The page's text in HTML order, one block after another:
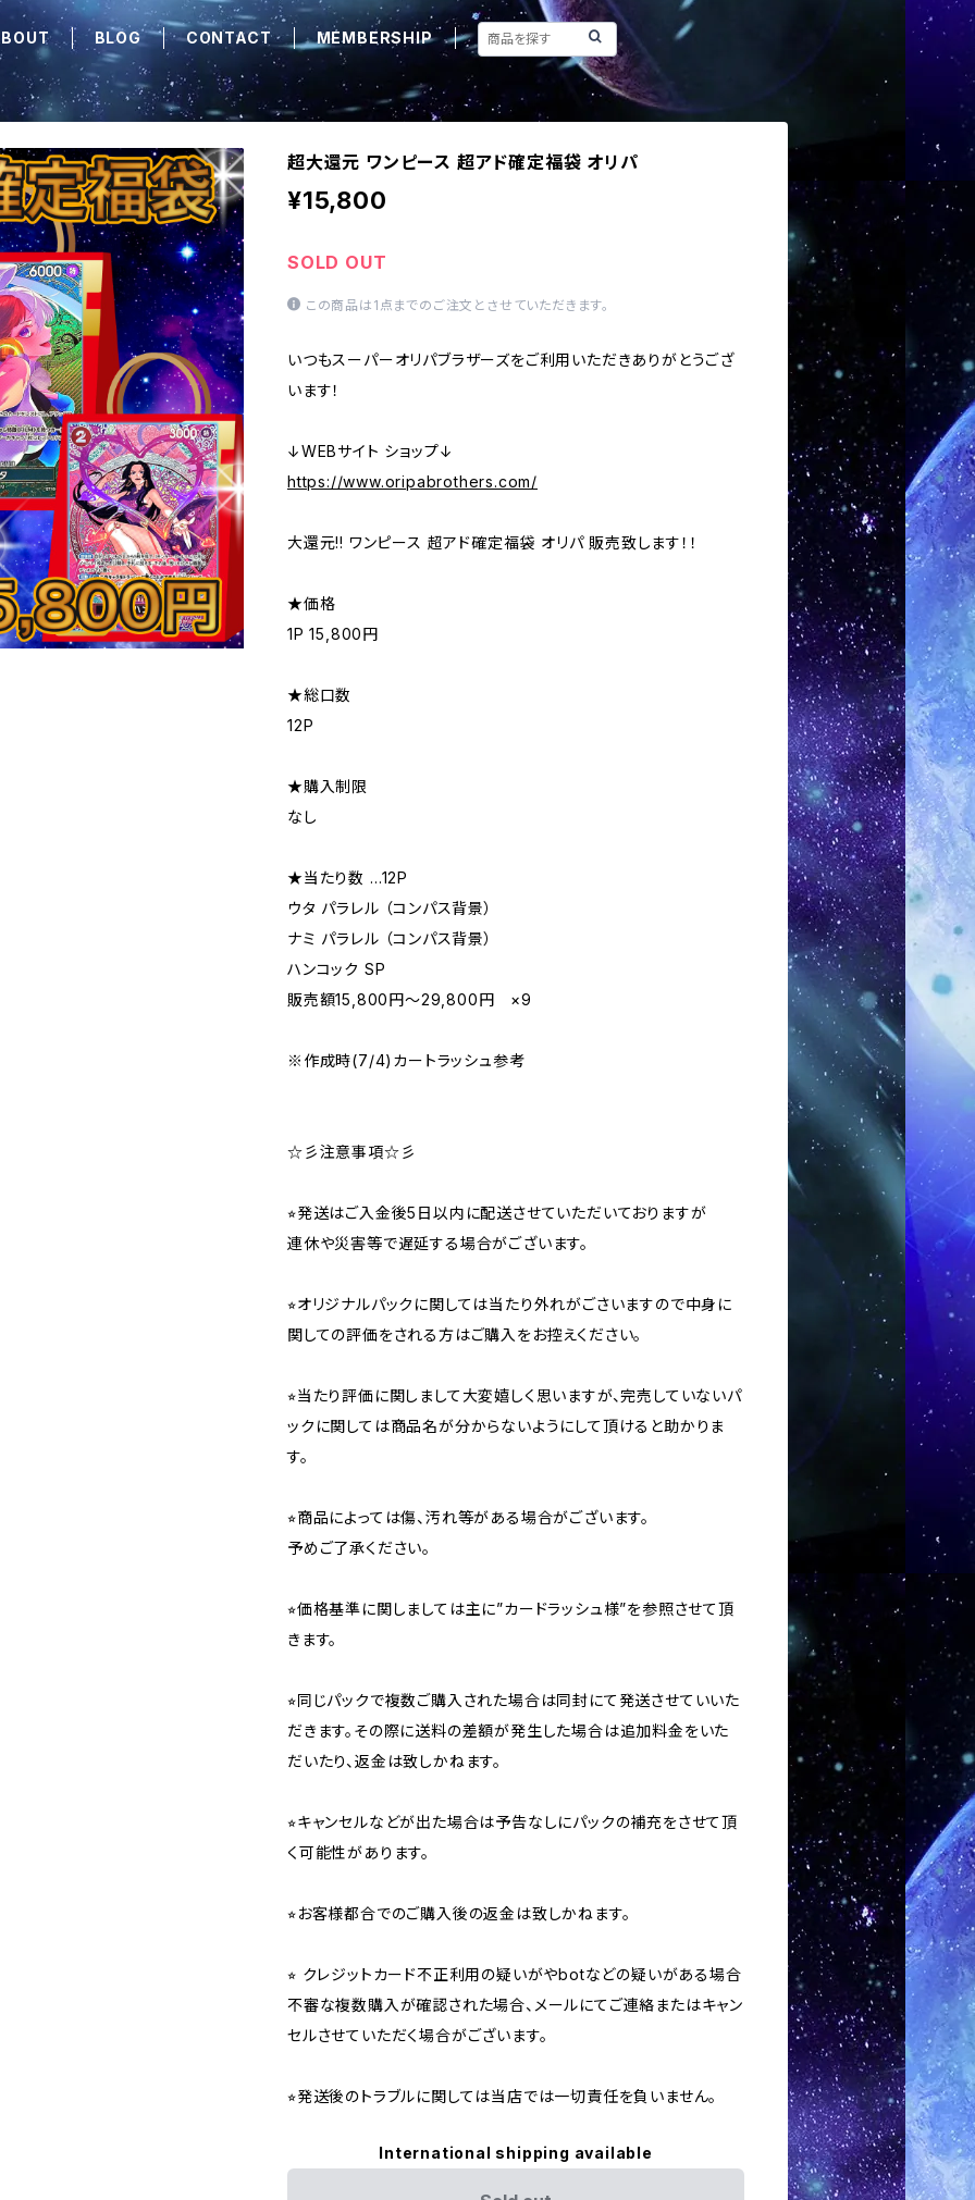
BLOG CONTACT MEMBERSHIP
超大還元 ワンピース 超アド確定福袋 オリパ
¥15,800
SOLD OUT
この商品は1点までのご注文とさせていただきます。
いつもスーパーオリパブラザーズをご利用いただきありがとうござ
います！
↓WEBサイト ショップ↓
https://www.oripabrothers.com/
大還元!! ワンピース 超アド確定福袋 オリパ 販売致します！！
★価格
1P 15,800円
★総口数
12P
★購入制限
なし
★当たり数 …12P
ウタ パラレル （コンパス背景）
ナミ パラレル （コンパス背景）
ハンコック SP
販売額15,800円〜29,800円 ×9
※作成時(7/4)カートラッシュ参考
☆彡注意事項☆彡
⭐︎発送はご入金後5日以内に配送させていただいておりますが
連休や災害等で遅延する場合がございます。
⭐︎オリジナルパックに関しては当たり外れがごさいますので中身に
関しての評価をされる方はご購入をお控えください。
⭐︎当たり評価に関しまして大変嬉しく思いますが、完売していないパ
ックに関しては商品名が分からないようにして頂けると助かりま
す。
⭐︎商品によっては傷、汚れ等がある場合がございます。
予めご了承ください。
⭐︎価格基準に関しましては主に”カードラッシュ様”を参照させて頂
きます。
⭐︎同じパックで複数ご購入された場合は同封にて発送させていいた
だきます。その際に送料の差額が発生した場合は追加料金をいた
だいたり、返金は致しかねます。
⭐︎キャンセルなどが出た場合は予告なしにパックの補充をさせて頂
く可能性があります。
⭐︎お客様都合でのご購入後の返金は致しかねます。
⭐︎ クレジットカード不正利用の疑いがやbotなどの疑いがある場合
不審な複数購入が確認された場合、メールにてご連絡またはキャン
セルさせていただく場合がございます。
⭐︎発送後のトラブルに関しては当店では一切責任を負いません。
International shipping available